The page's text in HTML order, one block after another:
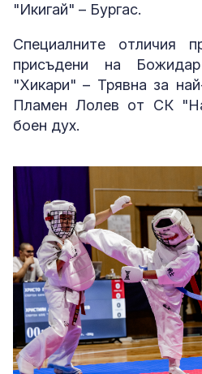
"Икигай" – Бургас.
Специалните отличия
присъдени на
"Хикари" – Трявна за
Пламен Лолев от СК
боен дух.